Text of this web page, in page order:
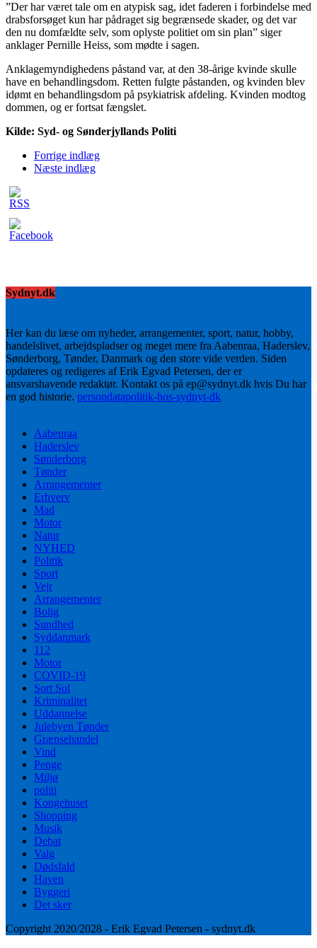
”Der har været tale om en atypisk sag, idet faderen i forbindelse med
drabsforsøget kun har pådraget sig begrænsede skader, og det var
den nu domfældte selv, som oplyste politiet om sin plan” siger
anklager Pernille Heiss, som mødte i sagen.
Anklagemyndighedens påstand var, at den 38-årige kvinde skulle
have en behandlingsdom. Retten fulgte påstanden, og kvinden blev
idømt en behandlingsdom på psykiatrisk afdeling. Kvinden modtog
dommen, og er fortsat fængslet.
Kilde: Syd- og Sønderjyllands Politi
Forrige indlæg
Næste indlæg
Sydnyt.dk
Her kan du læse om nyheder, arrangementer, sport, natur, hobby,
handelslivet, arbejdspladser og meget mere fra Aabenraa, Haderslev,
Sønderborg, Tønder, Danmark og den store vide verden. Siden
opdateres og redigeres af Erik Egvad Petersen, der er
ansvarshavende redaktør. Kontakt os på ep@sydnyt.dk hvis Du har
en god historie. persondatapolitik-hos-sydnyt-dk
Aabenraa
Haderslev
Sønderborg
Tønder
Arrangementer
Erhverv
Mad
Motor
Natur
NYHED
Politik
Sport
Vejr
Arrangementer
Bolig
Sundhed
Syddanmark
112
Motor
COVID-19
Sort Sol
Kriminalitet
Uddannelse
Julebyen Tønder
Grænsehandel
Vind
Penge
Miljø
politi
Kongehuset
Shopping
Musik
Debat
Valg
Dødsfald
Haven
Byggeri
Det sker
Copyright 2020/2028 - Erik Egvad Petersen - sydnyt.dk